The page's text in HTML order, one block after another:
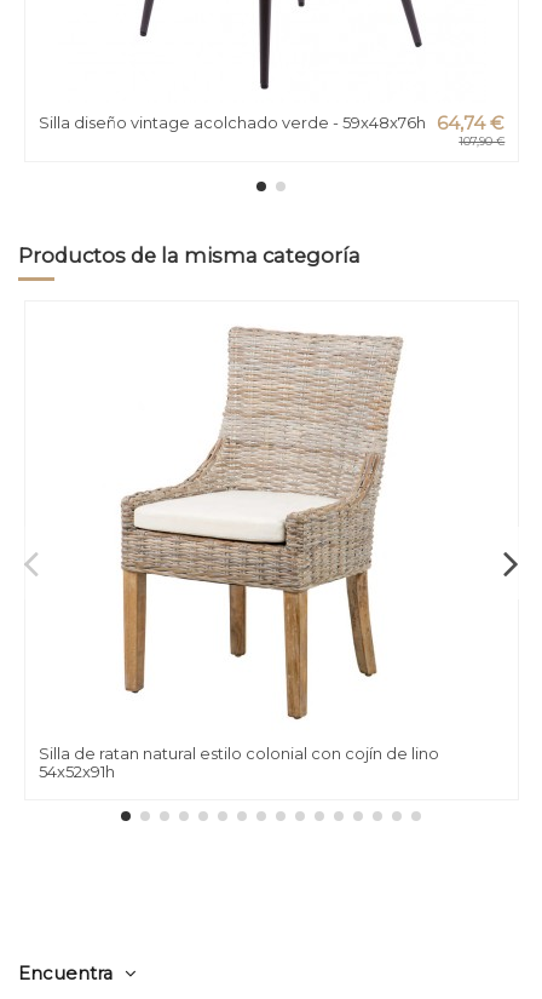
Silla diseño vintage acolchado verde - 59x48x76h 64,74 €
107,90 €
Productos de la misma categoría
Silla de ratan natural estilo colonial con cojín de lino
54x52x91h
Encuentra